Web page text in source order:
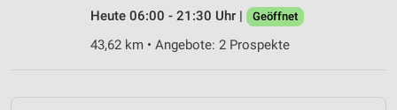
Heute 06:00 - 21:30 Uhr |
Geöffnet
43,62 km • Angebote: 2 Prospekte